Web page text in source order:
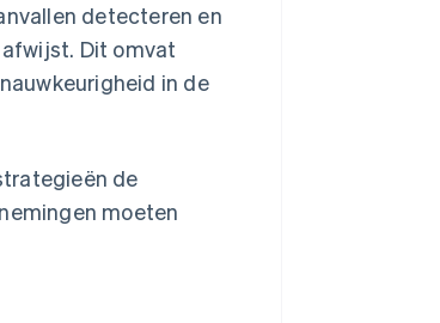
detecteren en
Dit omvat
in de
de
moeten